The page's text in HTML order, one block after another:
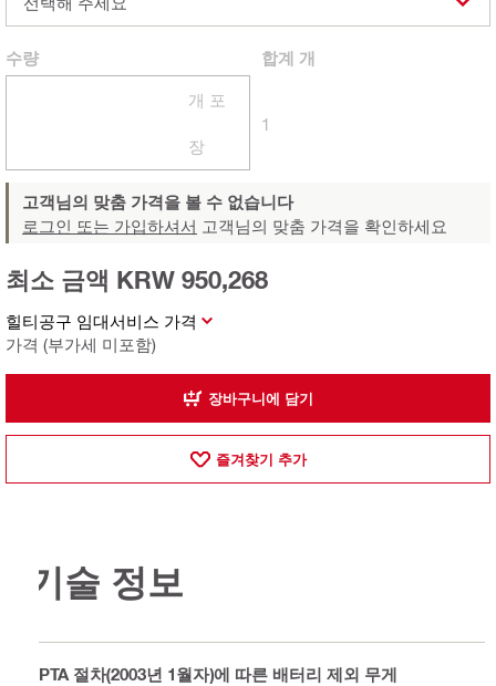
수량
개 포
장
합계 개
1
고객님의 맞춤 가격을 볼 수 없습니다
로그인 또는 가입하셔서 고객님의 맞춤 가격을 확인하세요
힐티공구 임대서비스 가격
가격 (부가세 미포함)
최소 금액 KRW 950,268
장바구니에 담기
즐겨찾기 추가
기술 정보
EPTA 절차(2003년 1월자)에 따른 배터리 제외 무게